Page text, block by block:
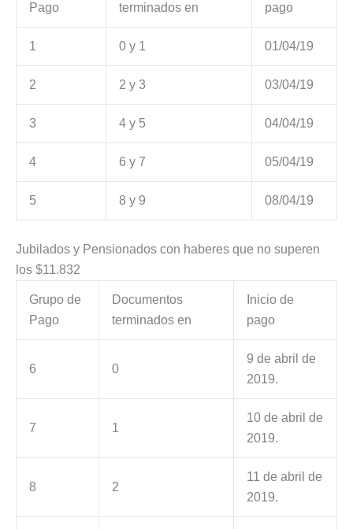
Pago
terminados en
pago
1 0 y 1 01/04/19
2 2 y 3 03/04/19
3 4 y 5 04/04/19
4 6 y 7 05/04/19
5 8 y 9 08/04/19
Jubilados y Pensionados con haberes que no superen
los $11.832
Grupo de
Pago
Documentos
terminados en
Inicio de
pago
6 0
9 de abril de
2019.
7 1
10 de abril de
2019.
8 2
11 de abril de
2019.